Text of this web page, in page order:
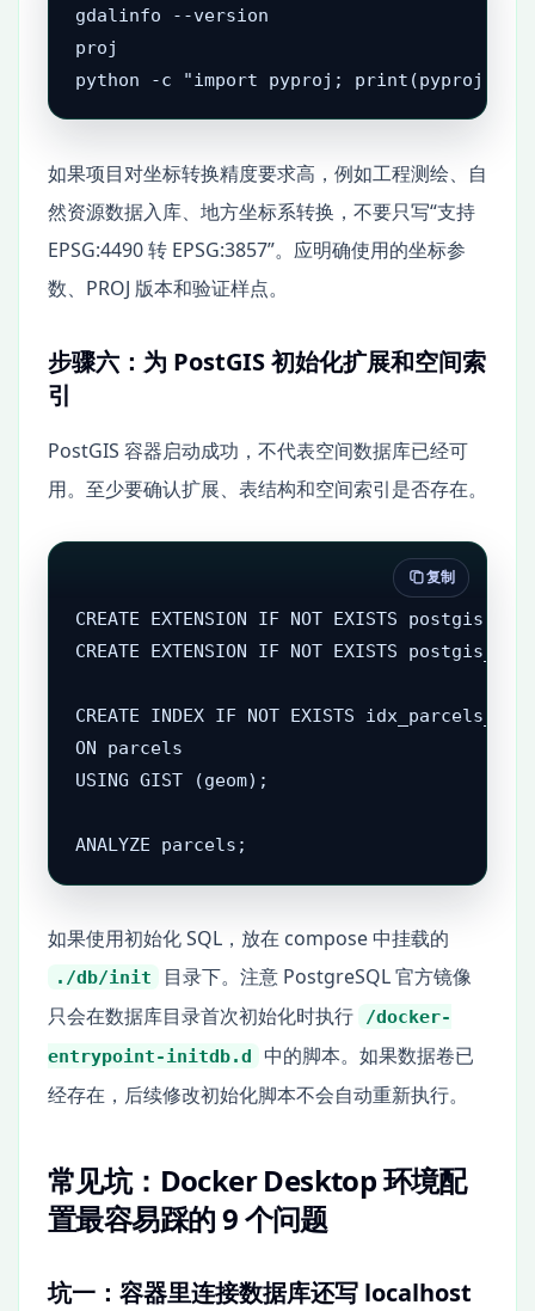
gdalinfo --version
proj
python -c "import pyproj;
如果项目对坐标转换精度要求高，例如工程测绘、自
然资源数据入库、地方坐标系转换，不要只写“支持
EPSG:4490 转 EPSG:3857”。应明确使用的坐标参
数、PROJ 版本和验证样点。
步骤六：为 PostGIS 初始化扩展和空间索
引
PostGIS 容器启动成功，不代表空间数据库已经可
用。至少要确认扩展、表结构和空间索引是否存在。
CREATE EXTENSION IF NOT EXISTS postgis;
CREATE EXTENSION IF NOT EXISTS
CREATE INDEX IF NOT EXISTS
ON parcels
USING GIST (geom);
ANALYZE parcels;
复制
如果使用初始化 SQL，放在 compose 中挂载的
./db/init
目录下。注意 PostgreSQL 官方镜像
只会在数据库目录首次初始化时执行
/docker-
entrypoint-initdb.d
中的脚本。如果数据卷已
经存在，后续修改初始化脚本不会自动重新执行。
常见坑：Docker Desktop 环境配
置最容易踩的 9 个问题
坑一：容器里连接数据库还写 localhost